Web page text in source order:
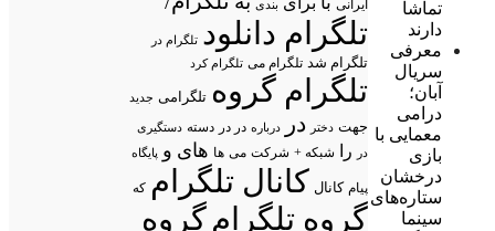
تماشا
دارند
معرفی
سریال
آبان؛
درامی
معمایی با
بازی
درخشان
ستاره‌های
سینما
ایرانی بندی
تلگرام دانلود تلگرام در
تلگرام شد تلگرام می تلگرام کرد
تلگرام گروه تلگرامی جدید
جهت دختر در درباره در در دسته دستگیری
در
را شبکه + شرکت می ها های و پایگاه
پیام کانال کانال تلگرام که
گروه تلگرامگروه